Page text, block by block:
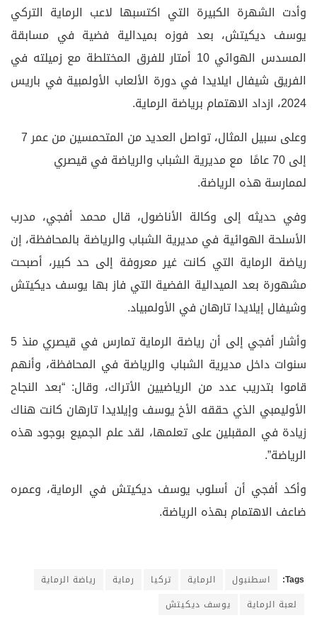
وأدت الشهرة الكبيرة التي اكتسبها لاعب الرماية التركي
يوسف ديكيتش، بعد فوزه بميدالية فضية في مسابقة
المسدس الهوائي 10 أمتار للفرق المختلطة مع زميلته في
الفريق شيفال ايلايدا في دورة الألعاب الأولمبية في باريس
2024، ازداد الاهتمام برياضة الرماية.
وعلى سبيل المثال، تواصل العديد من المتحمسين من عمر 7
إلى 70 عامًا مع مديرية الشباب والرياضة في قيصري
لممارسة هذه الرياضة.
وفي حديثه إلى وكالة الأناضول، قال محمد أفجي، مدرب
الأسلحة الهوائية في مديرية الشباب والرياضة بالمحافظة، إن
رياضة الرماية التي كانت غير معروفة إلى حد كبير، أصبحت
مشهورة بعد الميدالية الفضية التي فاز بها يوسف ديكيتش
وشيفال إيلايدا تارهان في الأولمبياد.
وأشار أفجي إلى أن رياضة الرماية تمارس في قيصري منذ 5
سنوات داخل مديرية الشباب والرياضة في المحافظة، وأنهم
قاموا بتدريب عدد من الرياضيين الأتراك، وقال: “بعد النجاح
الأوليمبي الذي حققه الأخ يوسف وإيلايدا تارهان كانت هناك
زيادة في المقبلين على تعلمها، لقد علم الجميع بوجود هذه
الرياضة”.
وأكد أفجي أن أسلوب يوسف ديكيتش في الرماية، وعمره
ضاعف الاهتمام بهذه الرياضة.
Tags: اسطنبول الرماية تركيا رماية
رياضة الرماية
لعبة الرماية
يوسف ديكيتش